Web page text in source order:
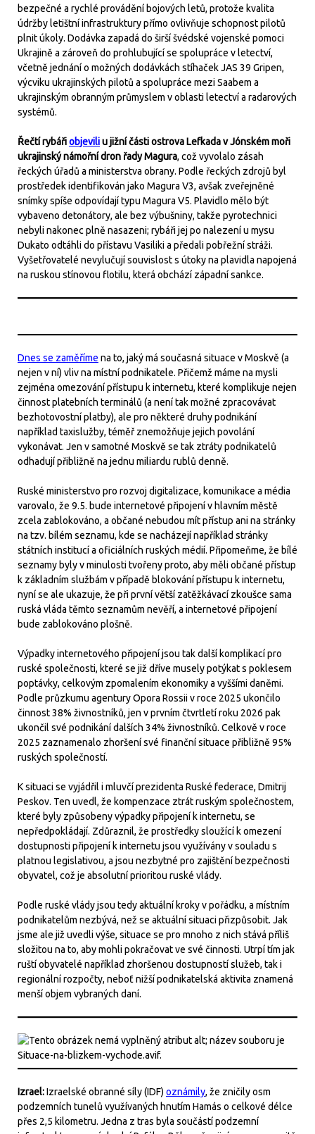
bezpečné a rychlé provádění bojových letů, protože kvalita
údržby letištní infrastruktury přímo ovlivňuje schopnost pilotů
plnit úkoly. Dodávka zapadá do širší švédské vojenské pomoci
Ukrajině a zároveň do prohlubující se spolupráce v letectví,
včetně jednání o možných dodávkách stíhaček JAS 39 Gripen,
výcviku ukrajinských pilotů a spolupráce mezi Saabem a
ukrajinským obranným průmyslem v oblasti letectví a radarových
systémů.
Řečtí rybářiobjeviliu jižní části ostrova Lefkada v Jónském moři
ukrajinský námořní dron řady Magura, což vyvolalo zásah
řeckých úřadů a ministerstva obrany. Podle řeckých zdrojů byl
prostředek identifikován jako Magura V3, avšak zveřejněné
snímky spíše odpovídají typu Magura V5. Plavidlo mělo být
vybaveno detonátory, ale bez výbušniny, takže pyrotechnici
nebyli nakonec plně nasazeni; rybáři jej po nalezení u mysu
Dukato odtáhli do přístavu Vasiliki a předali pobřežní stráži.
Vyšetřovatelé nevylučují souvislost s útoky na plavidla napojená
na ruskou stínovou flotilu, která obchází západní sankce.
Dnes se zaměříme na to, jaký má současná situace v Moskvě (a
nejen v ní) vliv na místní podnikatele. Přičemž máme na mysli
zejména omezování přístupu k internetu, které komplikuje nejen
činnost platebních terminálů (a není tak možné zpracovávat
bezhotovostní platby), ale pro některé druhy podnikání
například taxislužby, téměř znemožňuje jejich povolání
vykonávat. Jen v samotné Moskvě se tak ztráty podnikatelů
odhadují přibližně na jednu miliardu rublů denně.
Ruské ministerstvo pro rozvoj digitalizace, komunikace a média
varovalo, že 9.5. bude internetové připojení v hlavním městě
zcela zablokováno, a občané nebudou mít přístup ani na stránky
na tzv. bílém seznamu, kde se nacházejí například stránky
státních institucí a oficiálních ruských médií. Připomeňme, že bílé
seznamy byly v minulosti tvořeny proto, aby měli občané přístup
k základním službám v případě blokování přístupu k internetu,
nyní se ale ukazuje, že při první větší zatěžkávací zkoušce sama
ruská vláda těmto seznamům nevěří, a internetové připojení
bude zablokováno plošně.
Výpadky internetového připojení jsou tak další komplikací pro
ruské společnosti, které se již dříve musely potýkat s poklesem
poptávky, celkovým zpomalením ekonomiky a vyššími daněmi.
Podle průzkumu agentury Opora Rossii v roce 2025 ukončilo
činnost 38% živnostníků, jen v prvním čtvrtletí roku 2026 pak
ukončil své podnikání dalších 34% živnostníků. Celkově v roce
2025 zaznamenalo zhoršení své finanční situace přibližně 95%
ruských společností.
K situaci se vyjádřil i mluvčí prezidenta Ruské federace, Dmitrij
Peskov. Ten uvedl, že kompenzace ztrát ruským společnostem,
které byly způsobeny výpadky připojení k internetu, se
nepředpokládají. Zdůraznil, že prostředky sloužící k omezení
dostupnosti připojení k internetu jsou využívány v souladu s
platnou legislativou, a jsou nezbytné pro zajištění bezpečnosti
obyvatel, což je absolutní prioritou ruské vlády.
Podle ruské vlády jsou tedy aktuální kroky v pořádku, a místním
podnikatelům nezbývá, než se aktuální situaci přizpůsobit. Jak
jsme ale již uvedli výše, situace se pro mnoho z nich stává příliš
složitou na to, aby mohli pokračovat ve své činnosti. Utrpí tím jak
ruští obyvatelé například zhoršenou dostupností služeb, tak i
regionální rozpočty, neboť nižší podnikatelská aktivita znamená
menší objem vybraných daní.
Izrael:Izraelské obranné síly (IDF) oznámily, že zničily osm
podzemních tunelů využívaných hnutím Hamás o celkové délce
přes 2,5 kilometru. Jedna z tras byla součástí podzemní